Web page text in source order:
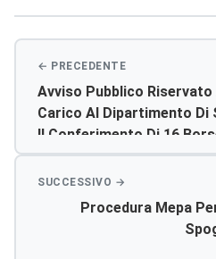
Avviso Pubblico
Carico Al Dipartimento Di
Il Conferimento Di 16
Facilitori Sociali Da
Appositi Corsi Di
Di Un Albo Aziendale
Procedura Mepa